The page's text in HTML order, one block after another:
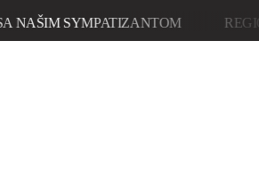
SYMPATIZANTOM REGIÓNY